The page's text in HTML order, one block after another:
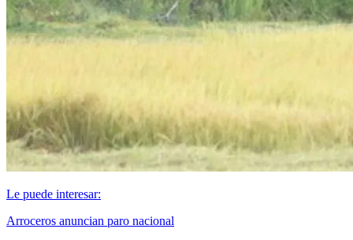
Le puede interesar:
Arroceros anuncian paro nacional